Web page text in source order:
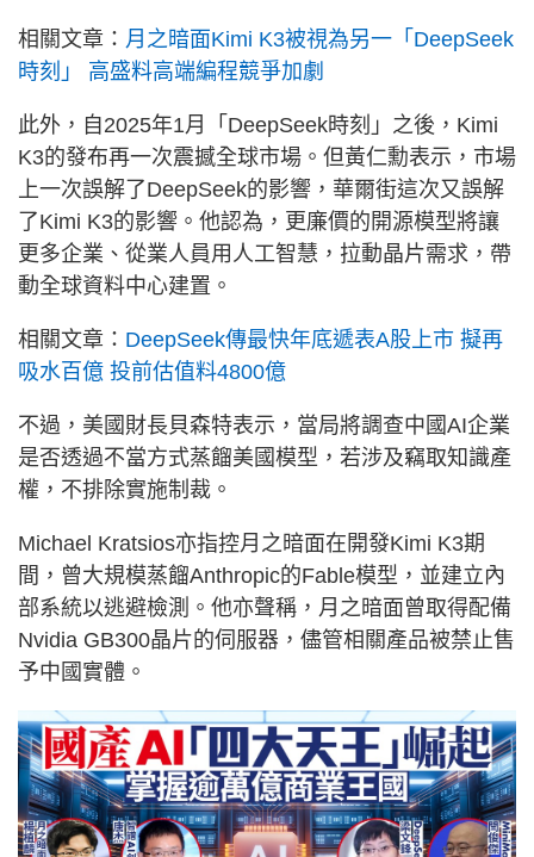
相關文章： 月之暗面Kimi K3被視為另一「DeepSeek
時刻」 高盛料高端編程競爭加劇
此外，自2025年1月「DeepSeek時刻」之後，Kimi
K3的發布再一次震撼全球市場。但黃仁勳表示，市場
上一次誤解了DeepSeek的影響，華爾街這次又誤解
了Kimi K3的影響。他認為，更廉價的開源模型將讓
更多企業、從業人員用人工智慧，拉動晶片​​需求，帶
動全球資料中心建置。
相關文章： DeepSeek傳最快年底遞表A股上市 擬再
吸水百億 投前估值料4800億
不過，美國財長貝森特表示，當局將調查中國AI企業
是否透過不當方式蒸餾美國模型，若涉及竊取知識產
權，不排除實施制裁。
Michael Kratsios亦指控月之暗面在開發Kimi K3期
間，曾大規模蒸餾Anthropic的Fable模型，並建立內
部系統以逃避檢測。他亦聲稱，月之暗面曾取得配備
Nvidia GB300晶片的伺服器，儘管相關產品被禁止售
予中國實體。